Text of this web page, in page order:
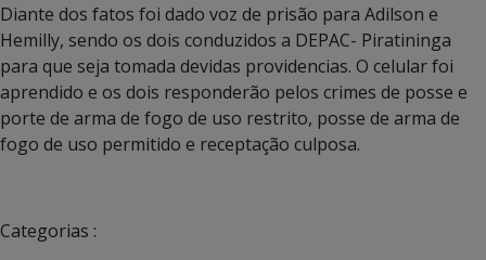
Diante dos fatos foi dado voz de prisão para Adilson e
Hemilly, sendo os dois conduzidos a DEPAC- Piratininga
para que seja tomada devidas providencias. O celular foi
aprendido e os dois responderão pelos crimes de posse e
porte de arma de fogo de uso restrito, posse de arma de
fogo de uso permitido e receptação culposa.
Categorias :